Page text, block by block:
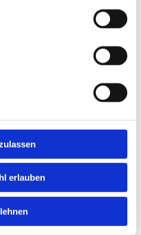
erlauben
erstellen
Online Marketing